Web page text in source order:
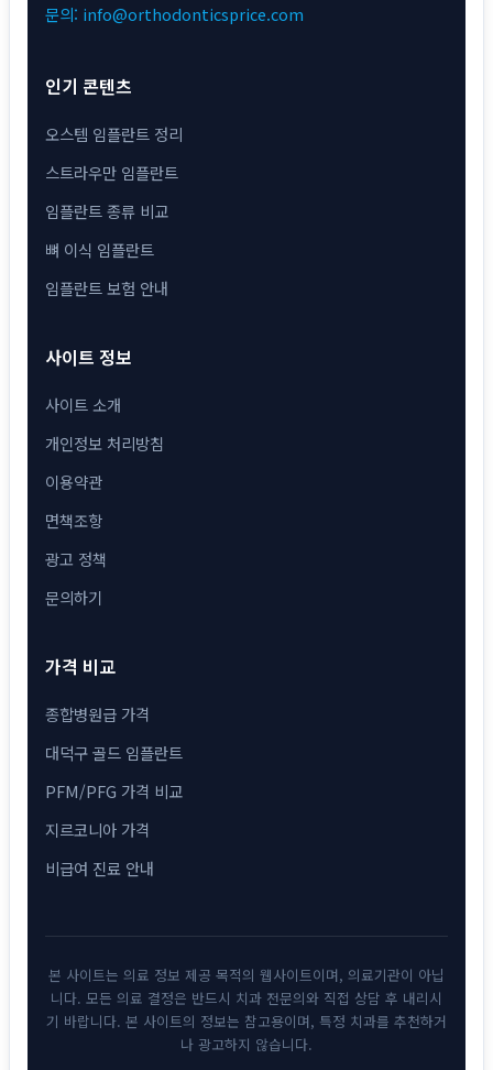
문의: info@orthodonticsprice.com
인기 콘텐츠
오스템 임플란트 정리
스트라우만 임플란트
임플란트 종류 비교
뼈 이식 임플란트
임플란트 보험 안내
사이트 정보
사이트 소개
개인정보 처리방침
이용약관
면책조항
광고 정책
문의하기
가격 비교
종합병원급 가격
대덕구 골드 임플란트
PFM/PFG 가격 비교
지르코니아 가격
비급여 진료 안내
본 사이트는 의료 정보 제공 목적의 웹사이트이며, 의료기관이 아닙
니다. 모든 의료 결정은 반드시 치과 전문의와 직접 상담 후 내리시
기 바랍니다. 본 사이트의 정보는 참고용이며, 특정 치과를 추천하거
나 광고하지 않습니다.